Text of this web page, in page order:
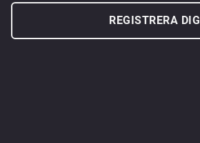
REGISTRERA DIG